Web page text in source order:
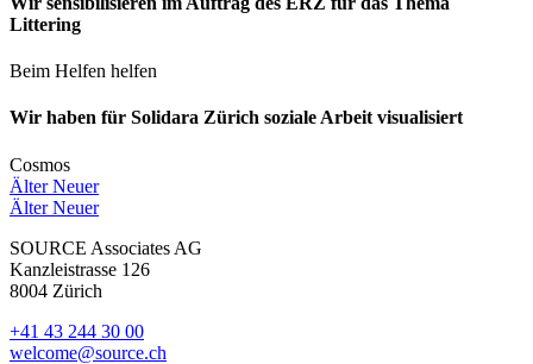
Littering
Beim Helfen helfen
Wir haben für Solidara Zürich soziale Arbeit visualisiert
Cosmos
ÄlterNeuer
ÄlterNeuer
SOURCE Associates AG
Kanzleistrasse 126
8004 Zürich
+41 43 244 30 00
welcome@source.ch